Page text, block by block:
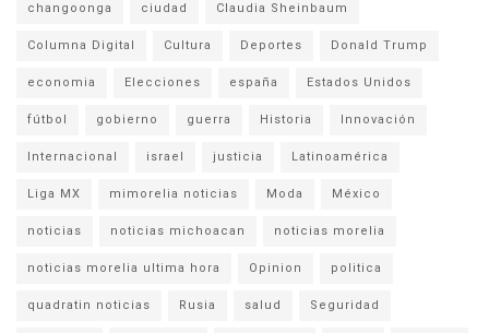
changoonga ciudad Claudia Sheinbaum
Columna Digital Cultura Deportes Donald Trump
economia Elecciones españa Estados Unidos
fútbol gobierno guerra Historia Innovación
Internacional israel justicia Latinoamérica
Liga MX mimorelia noticias Moda México
noticias noticias michoacan noticias morelia
noticias morelia ultima hora Opinion politica
quadratin noticias Rusia salud Seguridad